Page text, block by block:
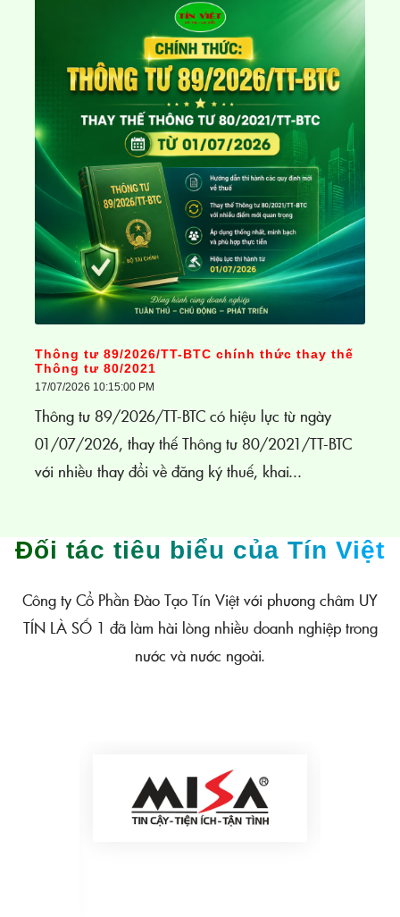
Thông tư 89/2026/TT-BTC chính thức thay thế
Thông tư 80/2021
17/07/2026 10:15:00 PM
Thông tư 89/2026/TT-BTC có hiệu lực từ ngày
01/07/2026, thay thế Thông tư 80/2021/TT-BTC
với nhiều thay đổi về đăng ký thuế, khai...
Đối tác tiêu biểu của Tín Việt
Công ty Cổ Phần Đào Tạo Tín Việt với phương châm UY
TÍN LÀ SỐ 1 đã làm hài lòng nhiều doanh nghiệp trong
nước và nước ngoài.